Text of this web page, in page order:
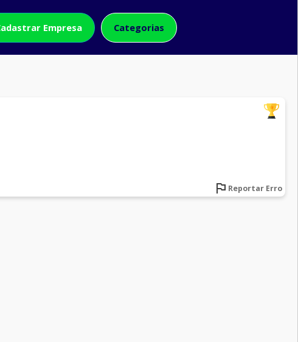
Empresa Categorias
Reportar Erro